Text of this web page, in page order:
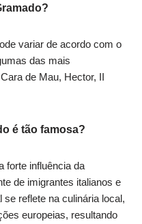
variar de acordo com o
das mais
de Mau, Hector, II
é tão famosa?
forte influência da
de imigrantes italianos e
reflete na culinária local,
europeias, resultando